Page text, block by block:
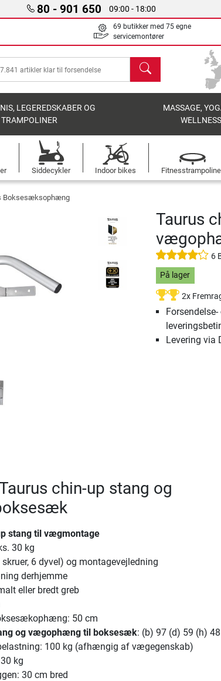
80 - 901 650 09:00 - 18:00
69 butikker med 75 egne
servicemontører
søg
LEGEREDSKABER OG
TRAMPOLINER
MASSAGE,
WELLNESS
Siddecykler Indoor bikes
Boksesæksophæng
Taurus
6
På lager
2x
Forsendelse-
Levering via
chin-up stang og
stang til vægmontage
30 kg
6 dyvel) og montagevejledning
derhjemme
eller bredt greb
50 cm
og vægophæng til boksesæk: (b) 97 (d) 59 (h) 48
100 kg (afhængig af vægegenskab)
kg
30 cm bred